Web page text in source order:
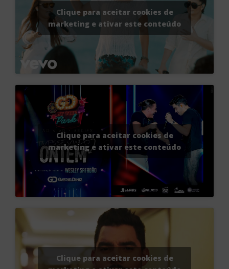
Clique para aceitar cookies de
marketing e ativar este conteúdo
Clique para aceitar cookies de
marketing e ativar este conteúdo
Clique para aceitar cookies de